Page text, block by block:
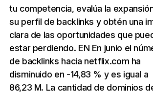
tu competencia, evalúa la
su perfil de backlinks y obtén una
clara de las oportunidades que
estar perdiendo. EN En junio el
de backlinks hacia netflix.com ha
disminuido en -14,83 % y es igual a
86,23 M. La cantidad de dominios